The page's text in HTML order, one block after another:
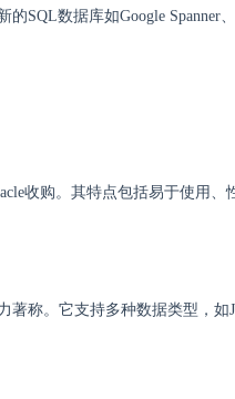
SQL数据库如Google Spanner
收购。其特点包括易于使用、
著称。它支持多种数据类型，